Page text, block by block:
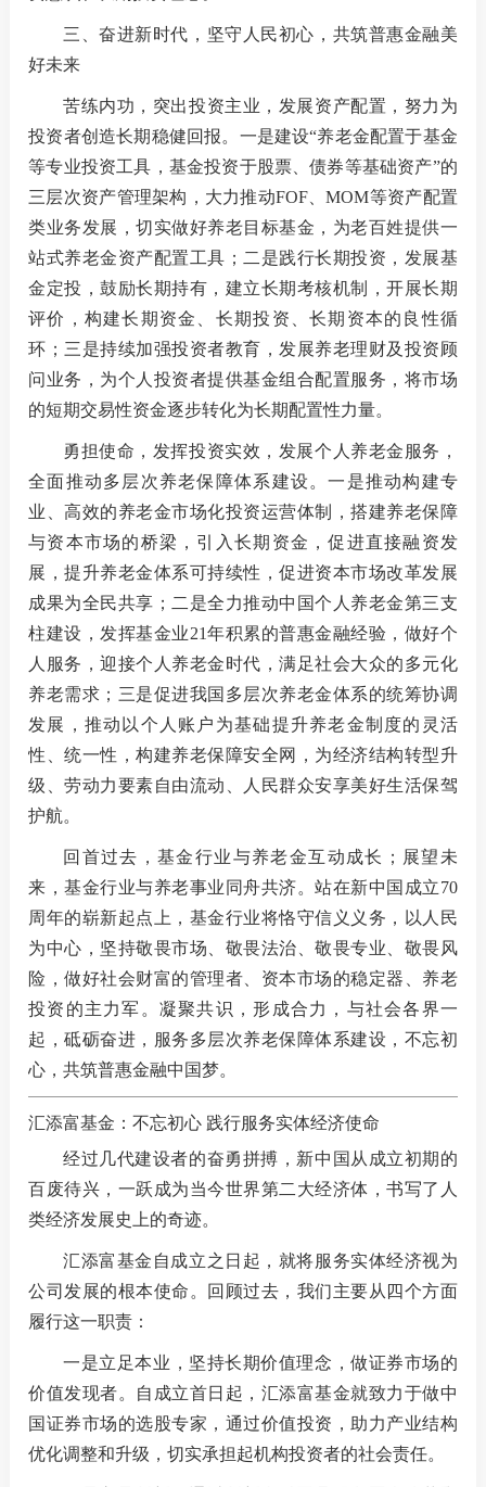
三、奋进新时代，坚守人民初心，共筑普惠金融美
好未来
苦练内功，突出投资主业，发展资产配置，努力为
投资者创造长期稳健回报。一是建设“养老金配置于基金
等专业投资工具，基金投资于股票、债券等基础资产”的
三层次资产管理架构，大力推动FOF、MOM等资产配置
类业务发展，切实做好养老目标基金，为老百姓提供一
站式养老金资产配置工具；二是践行长期投资，发展基
金定投，鼓励长期持有，建立长期考核机制，开展长期
评价，构建长期资金、长期投资、长期资本的良性循
环；三是持续加强投资者教育，发展养老理财及投资顾
问业务，为个人投资者提供基金组合配置服务，将市场
的短期交易性资金逐步转化为长期配置性力量。
勇担使命，发挥投资实效，发展个人养老金服务，
全面推动多层次养老保障体系建设。一是推动构建专
业、高效的养老金市场化投资运营体制，搭建养老保障
与资本市场的桥梁，引入长期资金，促进直接融资发
展，提升养老金体系可持续性，促进资本市场改革发展
成果为全民共享；二是全力推动中国个人养老金第三支
柱建设，发挥基金业21年积累的普惠金融经验，做好个
人服务，迎接个人养老金时代，满足社会大众的多元化
养老需求；三是促进我国多层次养老金体系的统筹协调
发展，推动以个人账户为基础提升养老金制度的灵活
性、统一性，构建养老保障安全网，为经济结构转型升
级、劳动力要素自由流动、人民群众安享美好生活保驾
护航。
回首过去，基金行业与养老金互动成长；展望未
来，基金行业与养老事业同舟共济。站在新中国成立70
周年的崭新起点上，基金行业将恪守信义义务，以人民
为中心，坚持敬畏市场、敬畏法治、敬畏专业、敬畏风
险，做好社会财富的管理者、资本市场的稳定器、养老
投资的主力军。凝聚共识，形成合力，与社会各界一
起，砥砺奋进，服务多层次养老保障体系建设，不忘初
心，共筑普惠金融中国梦。
汇添富基金：不忘初心 践行服务实体经济使命
经过几代建设者的奋勇拼搏，新中国从成立初期的
百废待兴，一跃成为当今世界第二大经济体，书写了人
类经济发展史上的奇迹。
汇添富基金自成立之日起，就将服务实体经济视为
公司发展的根本使命。回顾过去，我们主要从四个方面
履行这一职责：
一是立足本业，坚持长期价值理念，做证券市场的
价值发现者。自成立首日起，汇添富基金就致力于做中
国证券市场的选股专家，通过价值投资，助力产业结构
优化调整和升级，切实承担起机构投资者的社会责任。